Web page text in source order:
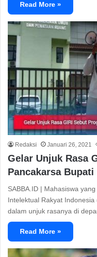
Read More »
Redaksi Januari 26, 2021
Gelar Unjuk Rasa
Pancakarsa Bupati
SABBA.ID | Mahasiswa
Intelektual Rakyat
dalam unjuk rasanya di
Read More »